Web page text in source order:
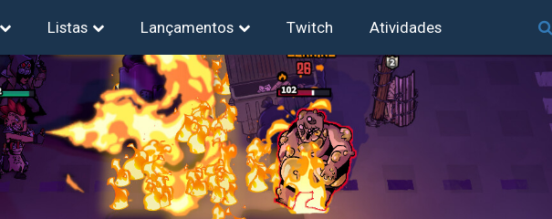
Listas Lançamentos Twitch Atividades